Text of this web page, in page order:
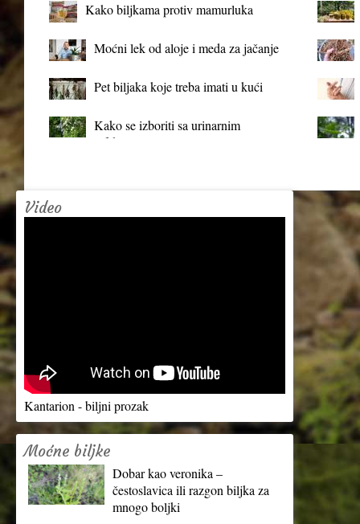
Kako biljkama protiv mamurluka
Moćni lek od aloje i meda za jačanje
Pet biljaka koje treba imati u kući
Kako se izboriti sa urinarnim
infekcijama?
Video
Kantarion - biljni prozak
Moćne biljke
Dobar kao veronika –
čestoslavica ili razgon biljka za
mnogo boljki